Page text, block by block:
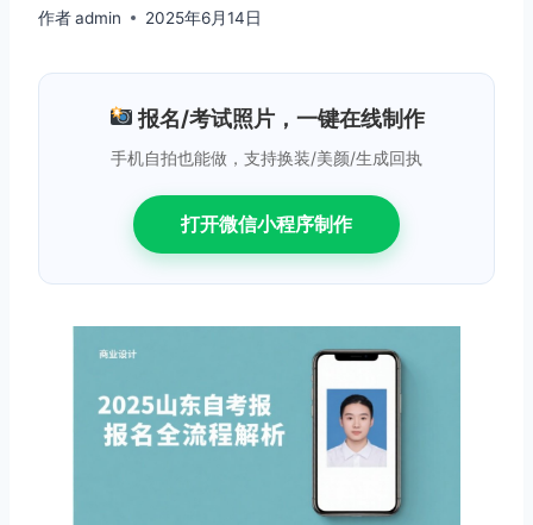
作者admin 2025年6月14日
报名/考试照片，一键在线制作
手机自拍也能做，支持换装/美颜/生成回执
打开微信小程序制作